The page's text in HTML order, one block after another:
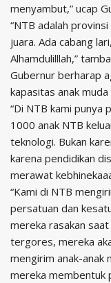
menyambut,” ucap
“NTB adalah
juara. Ada cabang
Alhamdulilllah,”
Gubernur berharap
kapasitas anak
“Di NTB kami
1000 anak NTB
teknologi. Bukan
karena pendidikan
merawat
“Kami di NTB
persatuan dan
mereka rasakan
tergores, mereka
mengirim anak-anak
mereka membentuk